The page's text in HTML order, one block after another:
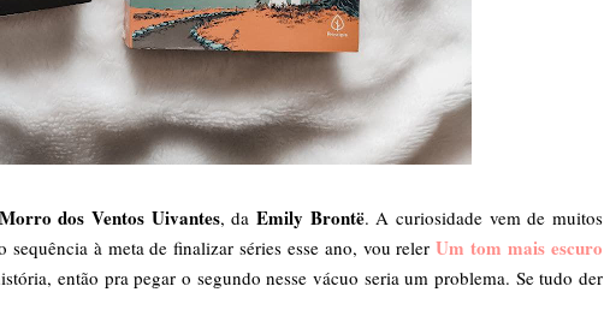
dos Ventos Uivantes, da Emily Brontë. A curiosidade vem de muitos
sequência à meta de finalizar séries esse ano, vou relerUm tom mais escuro
então pra pegar o segundo nesse vácuo seria um problema. Se tudo der